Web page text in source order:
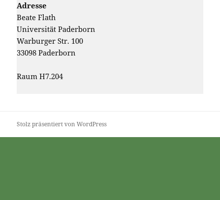
Adresse
Beate Flath
Universität Paderborn
Warburger Str. 100
33098 Paderborn
Raum H7.204
Stolz präsentiert von WordPress